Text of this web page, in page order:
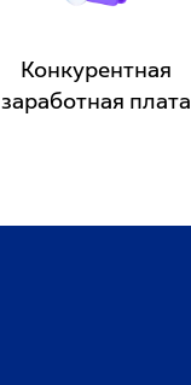
Конкурентная
заработная плата